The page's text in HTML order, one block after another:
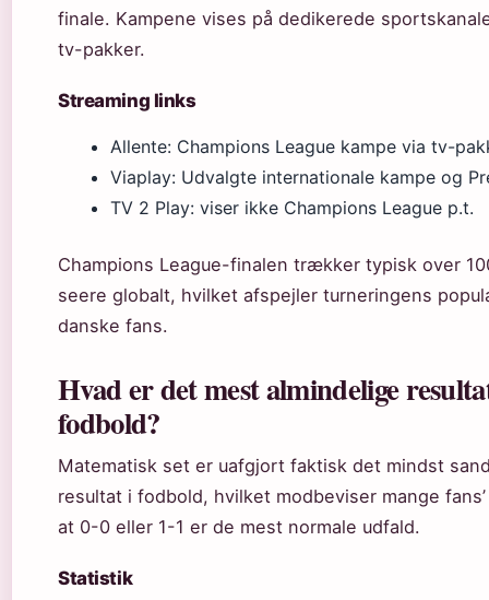
finale. Kampene vises på dedikerede
tv-pakker.
Streaming links
Allente: Champions League kampe via tv-
Viaplay: Udvalgte internationale kampe og
TV 2 Play: viser ikke Champions League p.t.
Champions League-finalen trækker typisk over
seere globalt, hvilket afspejler turneringens
danske fans.
Hvad er det mest almindelige
fodbold?
Matematisk set er uafgjort faktisk det mindst
resultat i fodbold, hvilket modbeviser mange
at 0-0 eller 1-1 er de mest normale udfald.
Statistik